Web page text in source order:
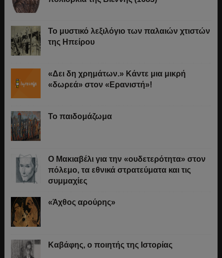
Το μυστικό λεξιλόγιο των παλαιών χτιστών
της Ηπείρου
«Δει δη χρημάτων.» Κάντε μια μικρή
«δωρεά» στον «Ερανιστή»!
Το παιδομάζωμα
O Μακιαβέλι για την «ουδετερότητα» στον
πόλεμο, τα εθνικά στρατεύματα και τις
συμμαχίες
«Άχθος αρούρης»
Καβάφης, ο ποιητής της Ιστορίας